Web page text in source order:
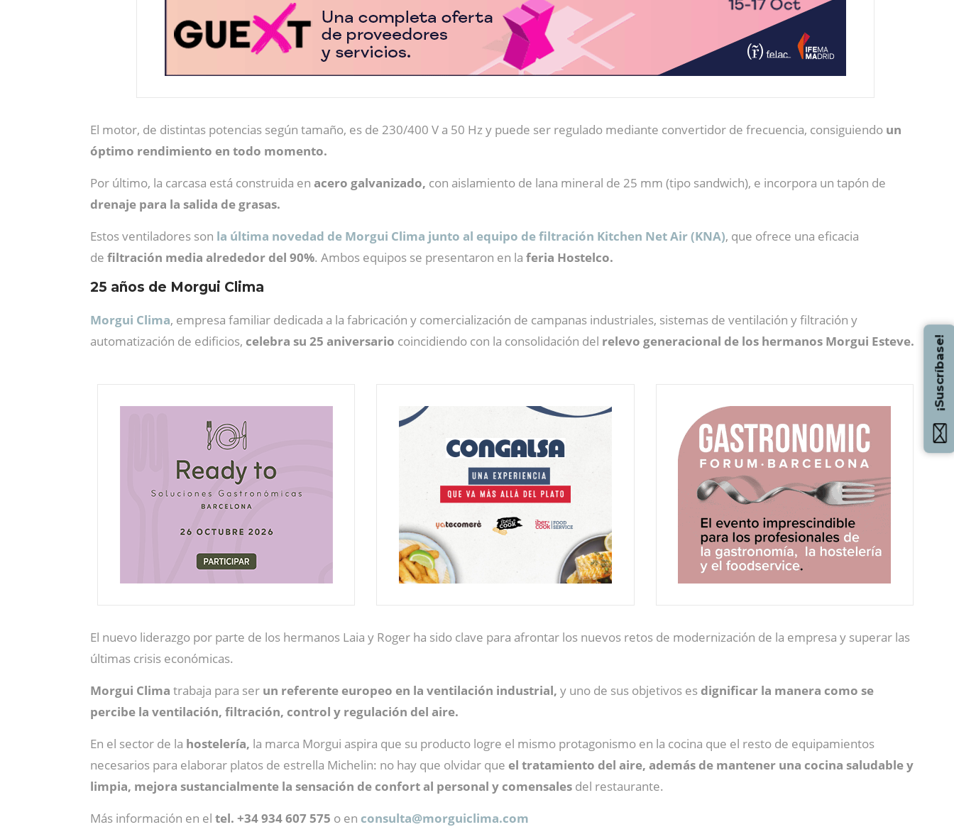
El motor, de distintas potencias según tamaño, es de 230/400 V a 50 Hz y puede ser regulado mediante convertidor de frecuencia, consiguiendo un
óptimo rendimiento en todo momento.
Por último, la carcasa está construida en acero galvanizado, con aislamiento de lana mineral de 25 mm (tipo sandwich), e incorpora un tapón de
drenaje para la salida de grasas.
Estos ventiladores son la última novedad de Morgui Clima junto al equipo de filtración Kitchen Net Air (KNA), que ofrece una eficacia
de filtración media alrededor del 90%. Ambos equipos se presentaron en la feria Hostelco.
25 años de Morgui Clima
Morgui Clima, empresa familiar dedicada a la fabricación y comercialización de campanas industriales, sistemas de ventilación y filtración y
automatización de edificios, celebra su 25 aniversario coincidiendo con la consolidación del relevo generacional de los hermanos Morgui Esteve.
El nuevo liderazgo por parte de los hermanos Laia y Roger ha sido clave para afrontar los nuevos retos de modernización de la empresa y superar las
últimas crisis económicas.
Morgui Clima trabaja para ser un referente europeo en la ventilación industrial, y uno de sus objetivos es dignificar la manera como se
percibe la ventilación, filtración, control y regulación del aire.
En el sector de la hostelería, la marca Morgui aspira que su producto logre el mismo protagonismo en la cocina que el resto de equipamientos
necesarios para elaborar platos de estrella Michelin: no hay que olvidar que el tratamiento del aire, además de mantener una cocina saludable y
limpia, mejora sustancialmente la sensación de confort al personal y comensales del restaurante.
Más información en el tel. +34 934 607 575 o en consulta@morguiclima.com
¡Suscríbase!